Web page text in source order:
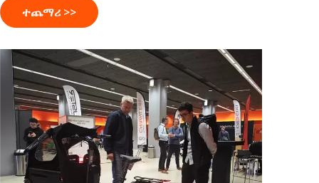
የንግድ ጭነት ብስክሌቶች ንጹህ፣ ይበልጥ ቀልጣፋ የመጨረሻ
ማይል ሎጂስቲክስ እና የከተማ አገልግሎቶችን ለመደገፍ በጥሩ
ተነሳሽነትን ከመወከል ይልቅ የአውሮፓ ከተሞች ሰዎችን እና
እቃዎችን እንዴት እንደሚያንቀሳቅሱ የረጅም ጊዜ ለውጥን
ያሳያል።
ተጨማሪ >>